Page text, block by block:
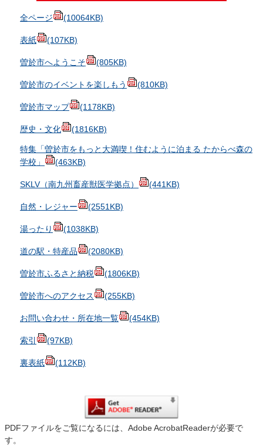
全ページ (10064KB)
表紙 (107KB)
曽於市へようこそ (805KB)
曽於市のイベントを楽しもう (810KB)
曽於市マップ (1178KB)
歴史・文化 (1816KB)
特集「曽於市をもっと大満喫！住むように泊まる たからべ森の
学校」
(463KB)
SKLV（南九州畜産獣医学拠点） (441KB)
自然・レジャー (2551KB)
湯ったり (1038KB)
道の駅・特産品 (2080KB)
曽於市ふるさと納税 (1806KB)
曽於市へのアクセス (255KB)
お問い合わせ・所在地一覧 (454KB)
索引 (97KB)
裏表紙 (112KB)
PDFファイルをご覧になるには、Adobe AcrobatReaderが必要で
す。